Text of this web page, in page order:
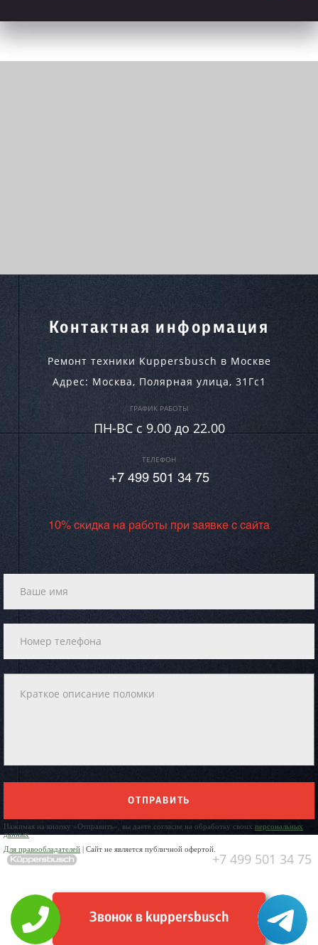
Контактная информация
Ремонт техники Kuppersbusch в Москве
Адрес: Москва, Полярная улица, 31Гс1
ГРАФИК РАБОТЫ
ПН-ВC c 9.00 до 22.00
ТЕЛЕФОН
+7 499 501 34 75
10% скидка на работы при заявке с сайта
ОТПРАВИТЬ
Нажимая на кнопку «Отправить», вы даете согласие на обработку своих персональных
данных
Для правообладателей | Сайт не является публичной офертой.
+7 499 501 34 75
Звонок в kuppersbusch